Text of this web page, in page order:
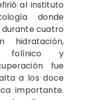
al Instituto
donde
cuatro
folínico y
fue
a los doce
importante.